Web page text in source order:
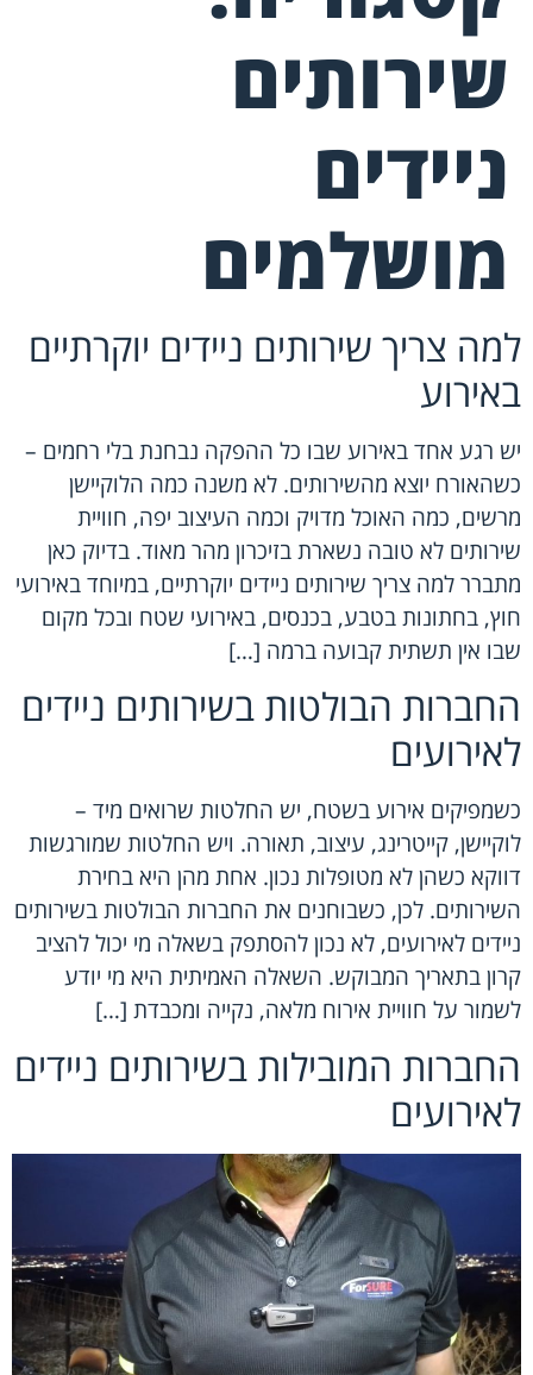
שירותים
ניידים
מושלמים
למה צריך שירותים ניידים יוקרתיים
באירוע
יש רגע אחד באירוע שבו כל ההפקה נבחנת בלי רחמים –
כשהאורח יוצא מהשירותים. לא משנה כמה הלוקיישן
מרשים, כמה האוכל מדויק וכמה העיצוב יפה, חוויית
שירותים לא טובה נשארת בזיכרון מהר מאוד. בדיוק כאן
מתברר למה צריך שירותים ניידים יוקרתיים, במיוחד באירועי
חוץ, בחתונות בטבע, בכנסים, באירועי שטח ובכל מקום
שבו אין תשתית קבועה ברמה […]
החברות הבולטות בשירותים ניידים
לאירועים
כשמפיקים אירוע בשטח, יש החלטות שרואים מיד –
לוקיישן, קייטרינג, עיצוב, תאורה. ויש החלטות שמורגשות
דווקא כשהן לא מטופלות נכון. אחת מהן היא בחירת
השירותים. לכן, כשבוחנים את החברות הבולטות בשירותים
ניידים לאירועים, לא נכון להסתפק בשאלה מי יכול להציב
קרון בתאריך המבוקש. השאלה האמיתית היא מי יודע
לשמור על חוויית אירוח מלאה, נקייה ומכבדת […]
החברות המובילות בשירותים ניידים
לאירועים